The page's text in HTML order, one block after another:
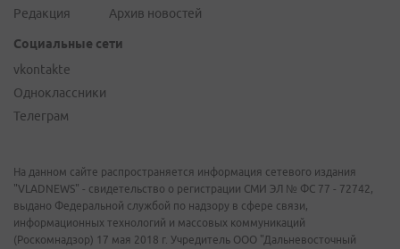
Редакция
Архив новостей
Социальные сети
vkontakte
Одноклассники
Телеграм
На данном сайте распространяется информация сетевого издания
"VLADNEWS" - свидетельство о регистрации СМИ ЭЛ № ФС 77 - 72742,
выдано Федеральной службой по надзору в сфере связи,
информационных технологий и массовых коммуникаций
(Роскомнадзор) 17 мая 2018 г. Учредитель ООО "Дальневосточный